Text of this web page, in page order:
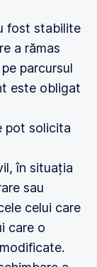
fost stabilite
a rămas
parcursul
este obligat
pot solicita
în situația
sau
celui care
care o